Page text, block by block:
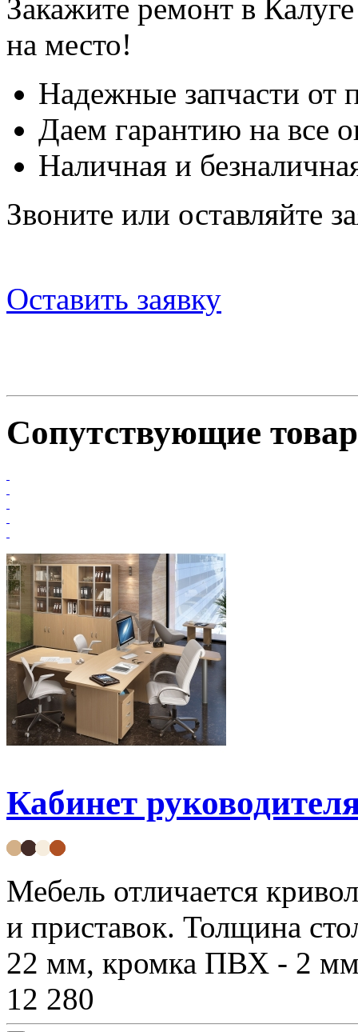
Закажите ремонт в
на место!
Надежные запчасти от
Даем гарантию на все
Наличная и
Звоните или оставляйте
Оставить заявку
Сопутствующие
Кабинет
Мебель отличается
и приставок. Толщина
22 мм, кромка ПВХ - 2
12 280